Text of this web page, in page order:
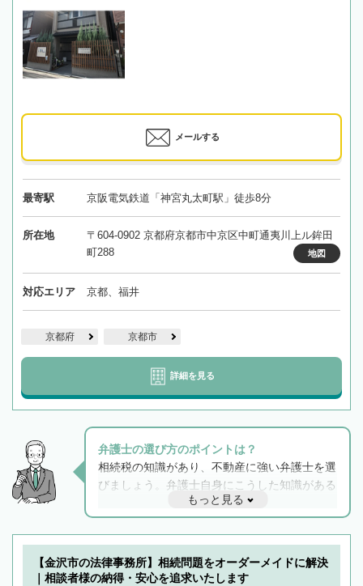
メールする
最寄駅 京阪電気鉄道「神宮丸太町駅」徒歩8分
所在地
〒604-0902 京都府京都市中京区中町通夷川上ル鉾田
町288
地図
対応エリア 京都、福井
京都府 京都市
詳細を見る
弁護士の選び方のポイントは？
相続税の知識があり、不動産に強い弁護士を選
びましょう。弁護士自身にこうした知識がある
と他士業との連携もスムーズに進み、トラブル
解決のみならず相続をトータルで任せることが
できます。また、相続は感情がからむ分野なの
でフィーリングも重要です。実際に電話や面談
で複数の弁護士と会話をしてウマが合う方に依
もっと見る
【金沢市の法律事務所】相続問題をオーダーメイドに解決
｜相談者様の納得・安心を追求いたします